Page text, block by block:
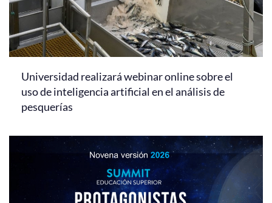
Universidad realizará webinar online sobre el
uso de inteligencia artificial en el análisis de
pesquerías